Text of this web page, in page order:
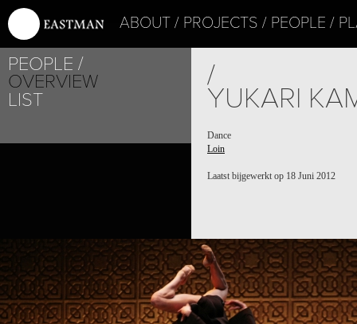
ABOUT PROJECTS PEOPLE
PEOPLE
OVERVIEW
LIST
/
YUKARI
Dance
Loin
Laatst bijgewerkt op 18 Juni 2012